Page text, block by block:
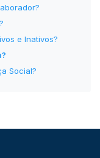
e Inativos?
Social?